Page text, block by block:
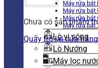
Chưa có sản phẩm
Quay trở lại cửa hàng
Máy rửa bát
Máy rửa bát
Máy rửa bát
Máy rửa bát
Lò vi sóng
Lò Nướng
Máy lọc